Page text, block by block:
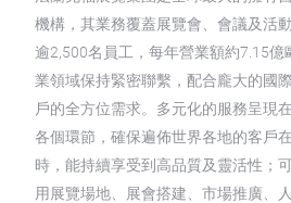
機構，其業務覆蓋展覽會、會議及活
逾2,500名員工，每年營業額約7.15
業領域保持緊密聯繫，配合龐大的國
戶的全方位需求。多元化的服務呈現
各個環節，確保遍佈世界各地的客戶
時，能持續享受到高品質及靈活性；
用展覽場地、展會搭建、市場推廣、